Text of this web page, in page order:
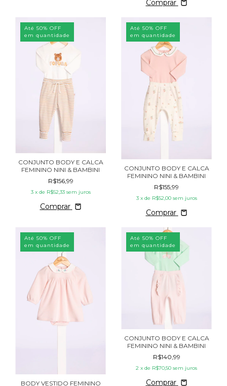
Comprar
Até 50% OFF
em quantidade
CONJUNTO BODY E CALCA
FEMININO NINI & BAMBINI
R$156,99
3 x de R$52,33 sem juros
Comprar
Até 50% OFF
em quantidade
CONJUNTO BODY E CALCA
FEMININO NINI & BAMBINI
R$155,99
3 x de R$52,00 sem juros
Comprar
Até 50% OFF
em quantidade
BODY VESTIDO FEMININO
Até 50% OFF
em quantidade
CONJUNTO BODY E CALCA
FEMININO NINI & BAMBINI
R$140,99
2 x de R$70,50 sem juros
Comprar